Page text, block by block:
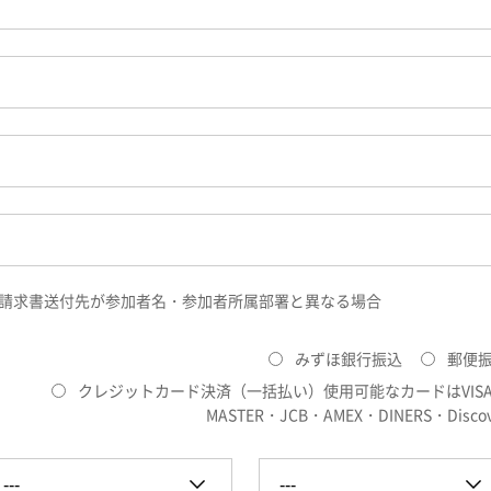
求書送付先が参加者名・参加者所属部署と異なる場合
みずほ銀行振込
郵便
クレジットカード決済（一括払い）使用可能なカードはVISA
MASTER・JCB・AMEX・DINERS・